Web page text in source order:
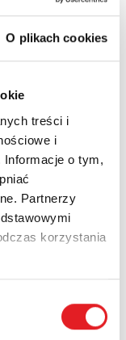
O plikach cookies
treści i
i
o tym,
Partnerzy
korzystania
offer